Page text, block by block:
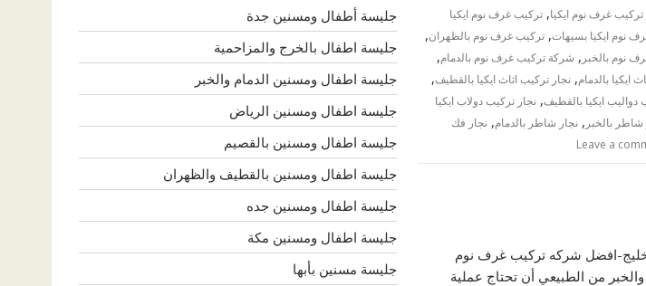
تركيب غرف نوم ايكيا, تركيب غرف نوم ايكيا
نوم ايكيا بسيهات, تركيب غرف نوم بالظهران,
نوم بالخبر , شركة تركيب غرف نوم بالدمام,
ايكيا بالدمام, نجار تركيب اثاث ايكيا بالقطيف,
دواليب ايكيا بالقطيف, نجار تركيب دولاب ايكيا
شاطر بالخبر , نجار شاطر بالدمام, نجار فك
Leave a
افضل شركه تركيب غرف نوم
من الطبيعي أن تحتاج عملية
جليسة أطفال ومسنين جدة
جليسة اطفال بالخرج والمزاحمية
جليسة اطفال ومسنين الدمام والخبر
جليسة اطفال ومسنين الرياض
جليسة اطفال ومسنين بالقصيم
جليسة اطفال ومسنين بالقطيف والظهران
جليسة اطفال ومسنين جده
جليسة اطفال ومسنين مكة
جليسة مسنين بأبها